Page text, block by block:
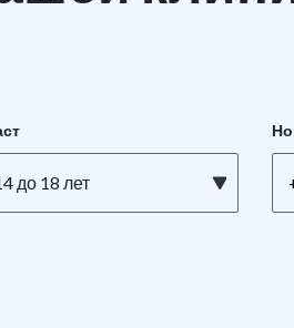
до 18 лет